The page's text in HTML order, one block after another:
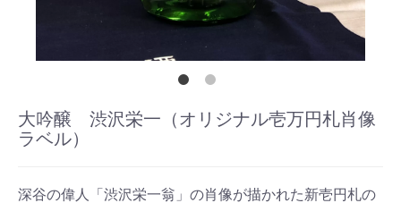
大吟醸 渋沢栄一（オリジナル壱万円札肖像
ラベル）
深谷の偉人「渋沢栄一翁」の肖像が描かれた新壱円札の